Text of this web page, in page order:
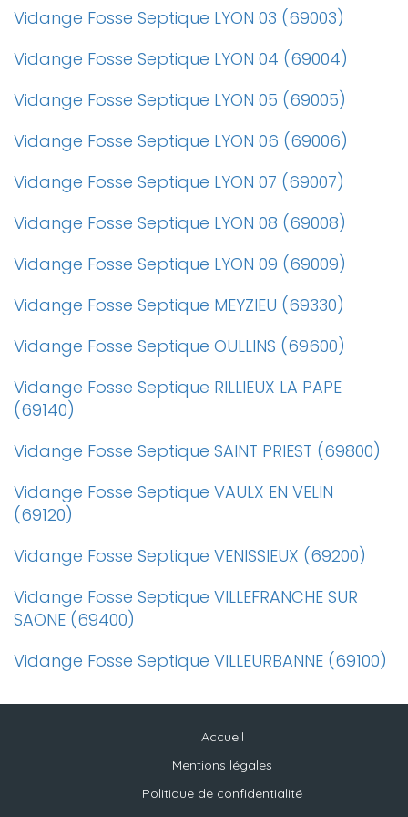
Vidange Fosse Septique LYON 03 (69003)
Vidange Fosse Septique LYON 04 (69004)
Vidange Fosse Septique LYON 05 (69005)
Vidange Fosse Septique LYON 06 (69006)
Vidange Fosse Septique LYON 07 (69007)
Vidange Fosse Septique LYON 08 (69008)
Vidange Fosse Septique LYON 09 (69009)
Vidange Fosse Septique MEYZIEU (69330)
Vidange Fosse Septique OULLINS (69600)
Vidange Fosse Septique RILLIEUX LA PAPE
(69140)
Vidange Fosse Septique SAINT PRIEST (69800)
Vidange Fosse Septique VAULX EN VELIN
(69120)
Vidange Fosse Septique VENISSIEUX (69200)
Vidange Fosse Septique VILLEFRANCHE SUR
SAONE (69400)
Vidange Fosse Septique VILLEURBANNE (69100)
Accueil
Mentions légales
Politique de confidentialité